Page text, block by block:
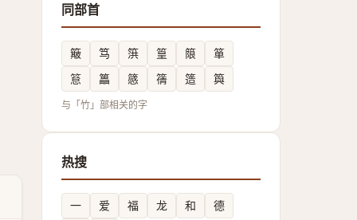
同部首
簸 笃 篊 篁 䈨
箪
䈚
䉪 䉞 篟 簉 籅
与「竹」部相关的字
热搜
一 爱 福 龙 和 德